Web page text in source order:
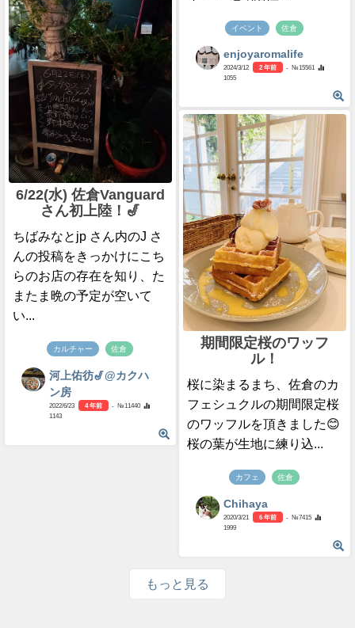
イベント 佐倉
enjoyaromalife
2024/3/12 2 年前
- №15561
1055
6/22(水) 佐倉Vanguard
さん初上陸！🎷
ちばみなとjp さん内のJ さ
んの投稿をきっかけにこち
らのお店の存在を知り、た
またま晩の予定が空いて
い...
カルチャー 佐倉
河上佑彷🎷@カクハ
ン房
2022/6/23 4 年前
- №11440
1143
期間限定桜のワッフ
ル！
桜に染まるまち、佐倉のカ
フェシュクルの期間限定桜
のワッフルを頂きました😊
桜の葉が生地に練り込...
カフェ 佐倉
Chihaya
2020/3/21 6 年前
- №7415
1999
もっと見る